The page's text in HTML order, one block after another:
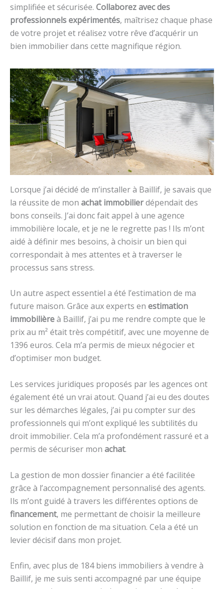
simplifiée et sécurisée. Collaborez avec des
professionnels expérimentés, maîtrisez chaque phase
de votre projet et réalisez votre rêve d’acquérir un
bien immobilier dans cette magnifique région.
Lorsque j’ai décidé de m’installer à Baillif, je savais que
la réussite de mon achat immobilierdépendait des
bons conseils. J’ai donc fait appel à une agence
immobilière locale, et je ne le regrette pas ! Ils m’ont
aidé à définir mes besoins, à choisir un bien qui
correspondait à mes attentes et à traverser le
processus sans stress.
Un autre aspect essentiel a été l’estimation de ma
future maison. Grâce aux experts en estimation
immobilièreà Baillif, j’ai pu me rendre compte que le
prix au m² était très compétitif, avec une moyenne de
1396 euros. Cela m’a permis de mieux négocier et
d’optimiser mon budget.
Les services juridiques proposés par les agences ont
également été un vrai atout. Quand j’ai eu des doutes
sur les démarches légales, j’ai pu compter sur des
professionnels qui m’ont expliqué les subtilités du
droit immobilier. Cela m’a profondément rassuré et a
permis de sécuriser mon achat.
La gestion de mon dossier financier a été facilitée
grâce à l’accompagnement personnalisé des agents.
Ils m’ont guidé à travers les différentes options de
financement, me permettant de choisir la meilleure
solution en fonction de ma situation. Cela a été un
levier décisif dans mon projet.
Enfin, avec plus de 184 biens immobiliers à vendre à
Baillif, je me suis senti accompagné par une équipe